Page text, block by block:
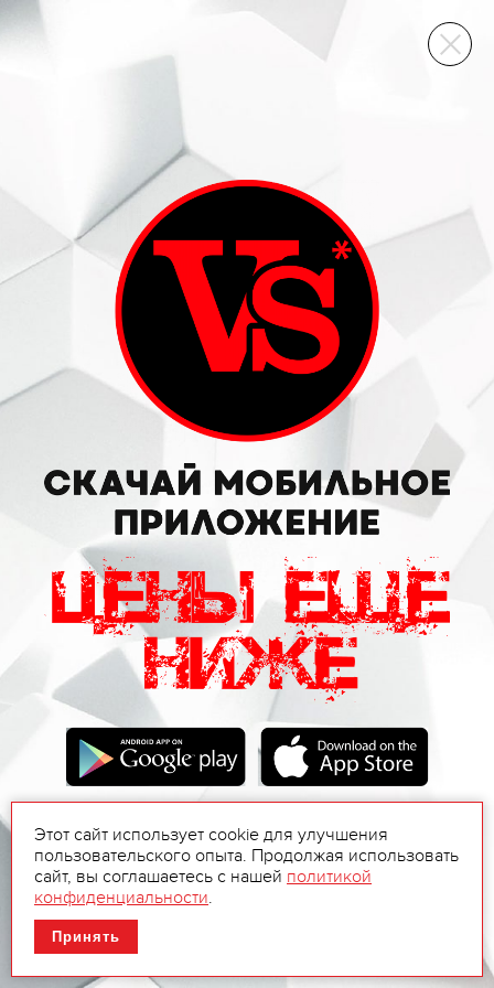
ВИННЫЙ СКЛАД
Этот сайт использует cookie для улучшения
пользовательского опыта. Продолжая использовать
сайт, вы соглашаетесь с нашей политикой
конфиденциальности.
Принять